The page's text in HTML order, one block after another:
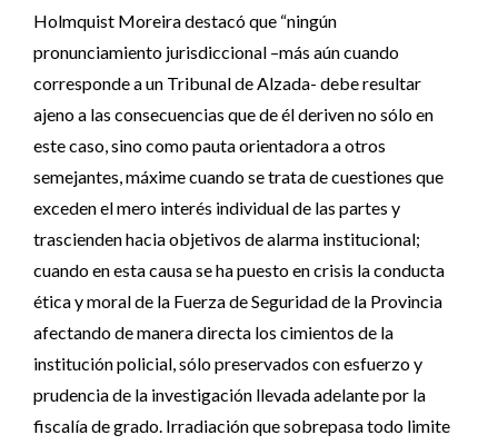
Holmquist Moreira destacó que “ningún
pronunciamiento jurisdiccional –más aún cuando
corresponde a un Tribunal de Alzada- debe resultar
ajeno a las consecuencias que de él deriven no sólo en
este caso, sino como pauta orientadora a otros
semejantes, máxime cuando se trata de cuestiones que
exceden el mero interés individual de las partes y
trascienden hacia objetivos de alarma institucional;
cuando en esta causa se ha puesto en crisis la conducta
ética y moral de la Fuerza de Seguridad de la Provincia
afectando de manera directa los cimientos de la
institución policial, sólo preservados con esfuerzo y
prudencia de la investigación llevada adelante por la
fiscalía de grado. Irradiación que sobrepasa todo limite